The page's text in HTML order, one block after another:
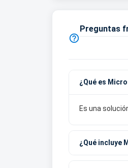

Preguntas
¿Qué es
Es una
¿Qué incluye